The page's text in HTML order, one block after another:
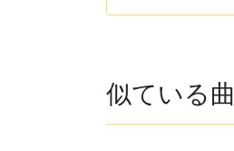
似ている曲